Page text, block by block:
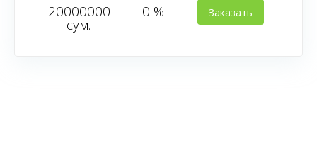
20000000
сум.
0 %
Заказать
карту